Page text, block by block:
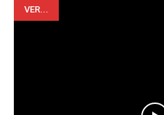
VER...